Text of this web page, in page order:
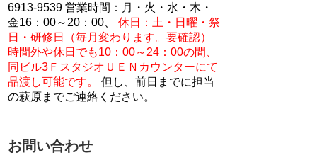
6913-9539 営業時間：月・火・水・木・
金16：00～20：00、 休日：土・日曜・祭
日・研修日（毎月変わります。要確認）
時間外や休日でも10：00～24：00の間、
同ビル3ＦスタジオＵＥＮカウンターにて
品渡し可能です。
但し、前日までに担当
の萩原までご連絡ください。
お問い合わせ